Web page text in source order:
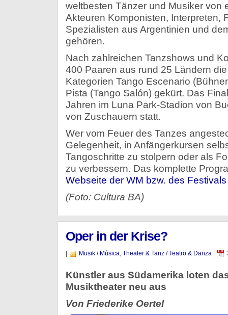
weltbesten Tänzer und Musiker von
Akteuren Komponisten, Interpreten,
Spezialisten aus Argentinien und
gehören.
Nach zahlreichen Tanzshows und
400 Paaren aus rund 25 Ländern
Kategorien Tango Escenario
Pista (Tango Salón) gekürt. Das
Jahren im Luna Park-Stadion von
von Zuschauern statt.
Wer vom Feuer des Tanzes
Gelegenheit, in Anfängerkursen
Tangoschritte zu stolpern oder als
zu verbessern. Das komplette
Webseite der WM bzw. des Festivals
(Foto: Cultura BA)
Oper in der Krise?
Musik / Música, Theater & Tanz / Teatro & Danza|
Künstler aus Südamerika loten
Musiktheater neu aus
Von Friederike Oertel